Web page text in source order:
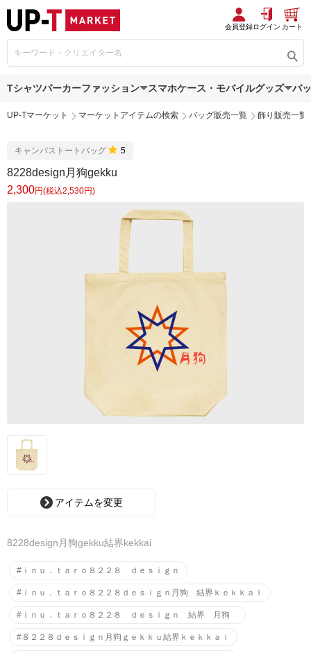
会員登録ログイン カート
Tシャツパーカーファッション スマホケース・モバイルグッズ バ
UP-Tマーケット マーケットアイテムの検索 バッグ販売一覧 飾り販売一覧
キャンバストートバッグ 5
8228design月狗gekku
2,300円(税込2,530円)
アイテムを変更
8228design月狗gekku結界kekkai
#ｉｎｕ．ｔａｒｏ８２２８ ｄｅｓｉｇｎ
#ｉｎｕ．ｔａｒｏ８２２８ｄｅｓｉｇｎ月狗 結界ｋｅｋｋａｉ
#ｉｎｕ．ｔａｒｏ８２２８ ｄｅｓｉｇｎ 結界 月狗
#８２２８ｄｅｓｉｇｎ月狗ｇｅｋｋｕ結界ｋｅｋｋａｉ